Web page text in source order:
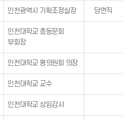
인천광역시 기획조정실장 당연직
인천대학교 총동문회
부회장
인천대학교 평의원회 의장
인천대학교 교수
인천대학교 상임감사